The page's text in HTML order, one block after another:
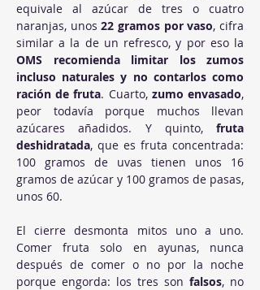
equivale al azúcar de tres o cuatro
naranjas, unos 22 gramos por vaso, cifra
OMS recomienda limitar los zumos
incluso naturales y no contarlos como
ración de fruta. Cuarto, zumo envasado,
peor todavía porque muchos llevan
azúcares añadidos. Y quinto, fruta
deshidratada, que es fruta concentrada:
100 gramos de uvas tienen unos 16
gramos de azúcar y 100 gramos de pasas,
unos 60.
El cierre desmonta mitos uno a uno.
Comer fruta solo en ayunas, nunca
después de comer o no por la noche
porque engorda: los tres son falsos, no